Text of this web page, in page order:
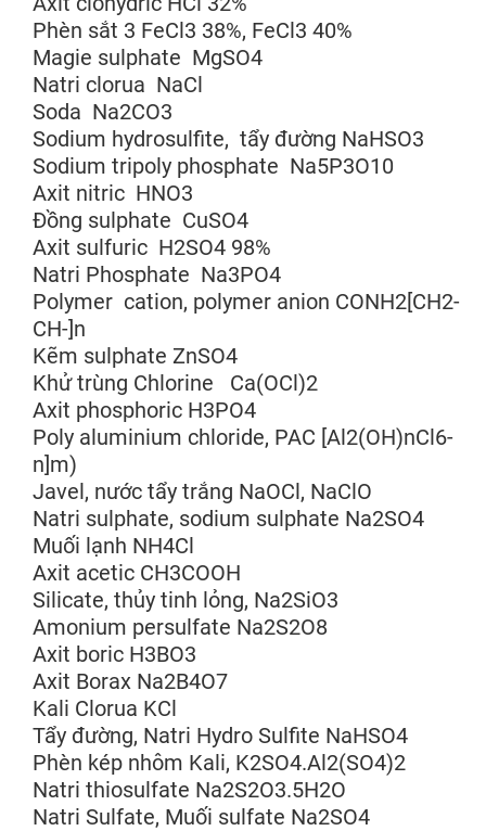
Phèn sắt 3 FeCl3 38%, FeCl3 40%
Magie sulphate MgSO4
Natri clorua NaCl
Soda Na2CO3
Sodium hydrosulfite, tẩy đường NaHSO3
Sodium tripoly phosphate Na5P3O10
Axit nitric HNO3
Đồng sulphate CuSO4
Axit sulfuric H2SO4 98%
Natri Phosphate Na3PO4
Polymer cation, polymer anion CONH2[CH2-
CH-]n
Kẽm sulphate ZnSO4
Khử trùng Chlorine Ca(OCl)2
Axit phosphoric H3PO4
Poly aluminium chloride, PAC [Al2(OH)nCl6-
n]m)
Javel, nước tẩy trắng NaOCl, NaClO
Natri sulphate, sodium sulphate Na2SO4
Muối lạnh NH4Cl
Axit acetic CH3COOH
Silicate, thủy tinh lỏng, Na2SiO3
Amonium persulfate Na2S2O8
Axit boric H3BO3
Axit Borax Na2B4O7
Kali Clorua KCl
Tẩy đường, Natri Hydro Sulfite NaHSO4
Phèn kép nhôm Kali, K2SO4.Al2(SO4)2
Natri thiosulfate Na2S2O3.5H2O
Natri Sulfate, Muối sulfate Na2SO4